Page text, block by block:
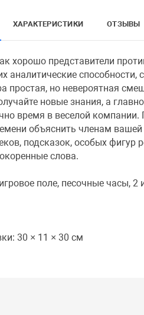
ХАРАКТЕРИСТИКИ ОТЗЫВЫ
хорошо представители
аналитические
простая, но невероятная
новые знания, а
время в веселой
объяснить членам
подсказок, особых фигур
слова.
поле, песочные часы,
30 × 11 × 30 см